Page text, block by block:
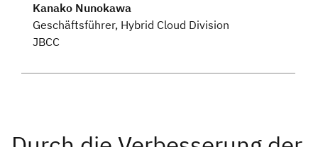
Kanako Nunokawa
Geschäftsführer, Hybrid Cloud Division
JBCC